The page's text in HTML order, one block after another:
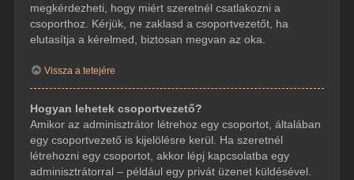
megkérdezheti, hogy miért szeretnél csatlakozni a
csoporthoz. Kérjük, ne zaklasd a csoportvezetőt, ha
elutasítja a kérelmed, biztosan megvan az oka.
Vissza a tetejére
Hogyan lehetek csoportvezető?
Amikor az adminisztrátor létrehoz egy csoportot, általában
egy csoportvezető is kijelölésre kerül. Ha szeretnél
létrehozni egy csoportot, akkor lépj kapcsolatba egy
adminisztrátorral – például egy privát üzenet küldésével.